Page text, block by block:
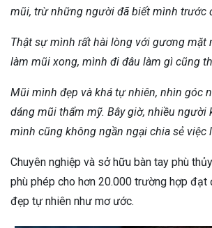
mũi, trừ những người đã biết mình trước
Thật sự mình rất hài lòng với gương mặt
làm mũi xong, mình đi đâu làm gì cũng
Mũi mình đẹp và khá tự nhiên, nhìn góc
dáng mũi thẩm mỹ. Bây giờ, nhiều người
mình cũng không ngần ngại chia sẻ việc
Chuyên nghiệp và sở hữu bàn tay phù
phù phép cho hơn 20.000 trường hợp
đẹp tự nhiên như mơ ước.